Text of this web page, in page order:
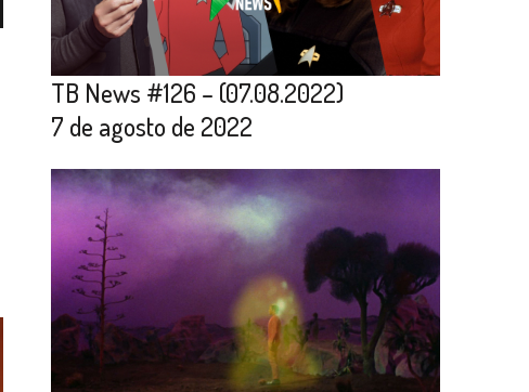
TB News #126 – (07.08.2022)
7 de agosto de 2022